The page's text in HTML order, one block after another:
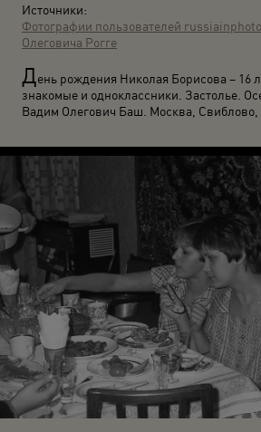
Источники:
Фотографии пользователей
Олеговича Рогге
День рождения Николая Борисова – 16
знакомые и одноклассники. Застолье.
Вадим Олегович Баш. Москва, Свиблово,